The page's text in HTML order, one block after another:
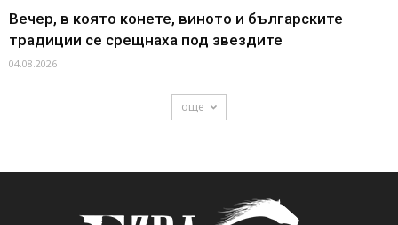
Вечер, в която конете, виното и българските
традиции се срещнаха под звездите
04.08.2026
още